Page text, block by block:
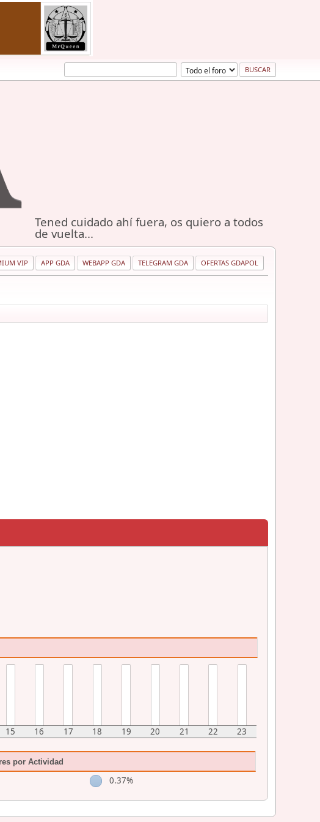
Tened cuidado ahí fuera, os quiero a todos
de vuelta...
VIP APP GDA WEBAPP GDA TELEGRAM GDA OFERTAS GDAPOL
15 16 17 18 19 20 21 22 23
por Actividad
0.37%